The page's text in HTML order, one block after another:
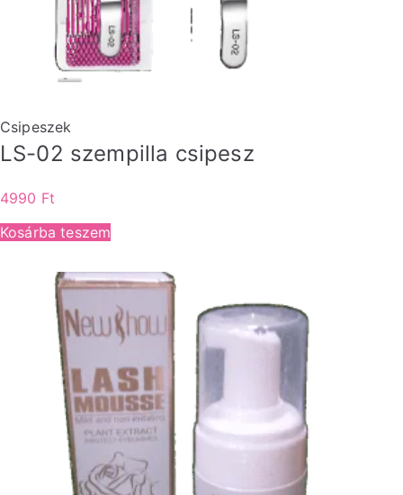
Csipeszek
LS-02 szempilla csipesz
4990 Ft
Kosárba teszem